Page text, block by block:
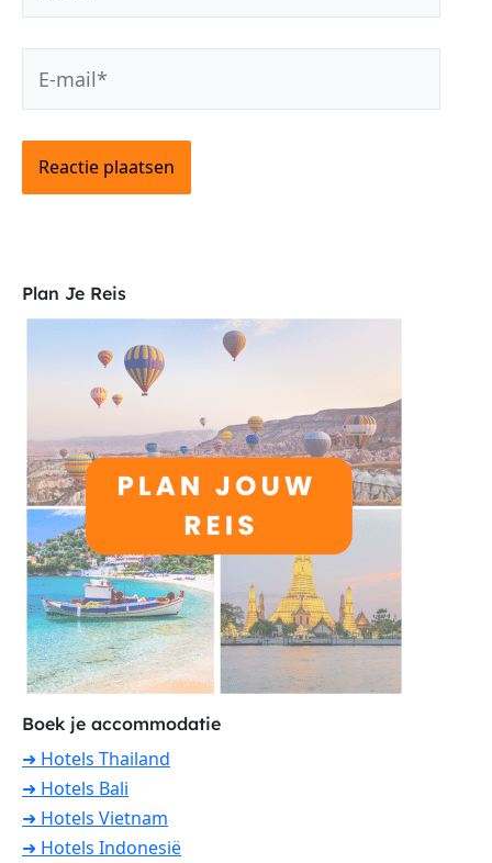
Plan Je Reis
Boek je accommodatie
➜ Hotels Thailand
➜ Hotels Bali
➜ Hotels Vietnam
➜ Hotels Indonesië
mail*